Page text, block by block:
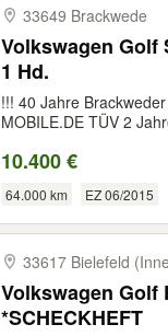
33649 Brackwede
Volkswagen Golf
1 Hd.
!!! 40 Jahre
MOBILE.DE TÜV 2
10.400 €
64.000 km EZ 06/2015
33617 Bielefeld
Volkswagen Golf
*SCHECKHEFT